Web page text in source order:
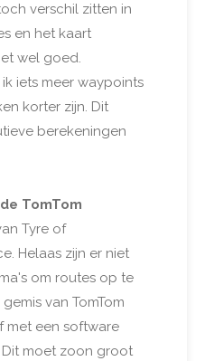
verschil zitten in
en het kaart
wel goed.
iets meer waypoints
korter zijn. Dit
berekeningen
TomTom
Tyre of
Helaas zijn er niet
om routes op te
van TomTom
met een software
moet zoon groot